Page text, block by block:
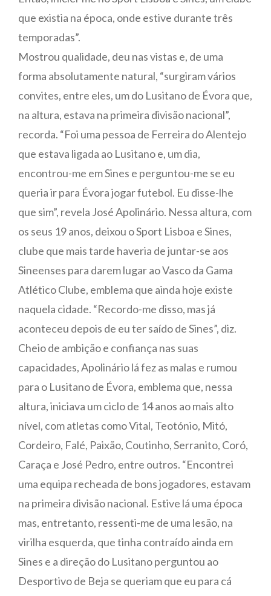
que existia na época, onde estive durante três
temporadas”.
Mostrou qualidade, deu nas vistas e, de uma
forma absolutamente natural, “surgiram vários
convites, entre eles, um do Lusitano de Évora que,
na altura, estava na primeira divisão nacional”,
recorda. “Foi uma pessoa de Ferreira do Alentejo
que estava ligada ao Lusitano e, um dia,
encontrou-me em Sines e perguntou-me se eu
queria ir para Évora jogar futebol. Eu disse-lhe
que sim”, revela José Apolinário. Nessa altura, com
os seus 19 anos, deixou o Sport Lisboa e Sines,
clube que mais tarde haveria de juntar-se aos
Sineenses para darem lugar ao Vasco da Gama
Atlético Clube, emblema que ainda hoje existe
naquela cidade. “Recordo-me disso, mas já
aconteceu depois de eu ter saído de Sines”, diz.
Cheio de ambição e confiança nas suas
capacidades, Apolinário lá fez as malas e rumou
para o Lusitano de Évora, emblema que, nessa
altura, iniciava um ciclo de 14 anos ao mais alto
nível, com atletas como Vital, Teotónio, Mitó,
Cordeiro, Falé, Paixão, Coutinho, Serranito, Coró,
Caraça e José Pedro, entre outros. “Encontrei
uma equipa recheada de bons jogadores, estavam
na primeira divisão nacional. Estive lá uma época
mas, entretanto, ressenti-me de uma lesão, na
virilha esquerda, que tinha contraído ainda em
Sines e a direção do Lusitano perguntou ao
Desportivo de Beja se queriam que eu para cá